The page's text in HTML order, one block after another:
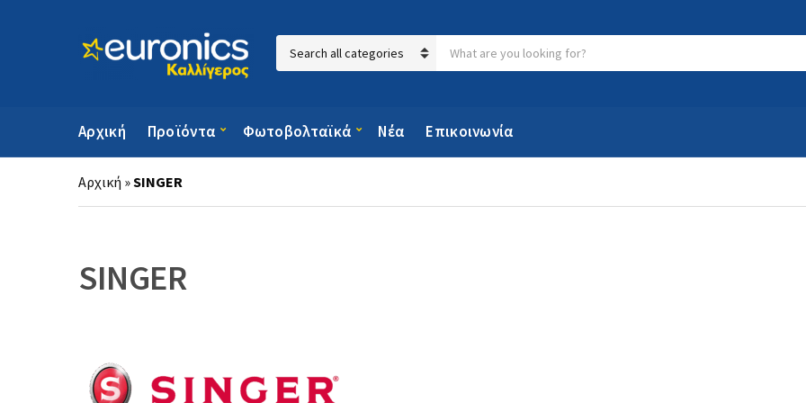
Category name
Αρχική Προϊόντα Φωτοβολταϊκά Νέα Επικοινωνία
Αρχική »SINGER
SINGER